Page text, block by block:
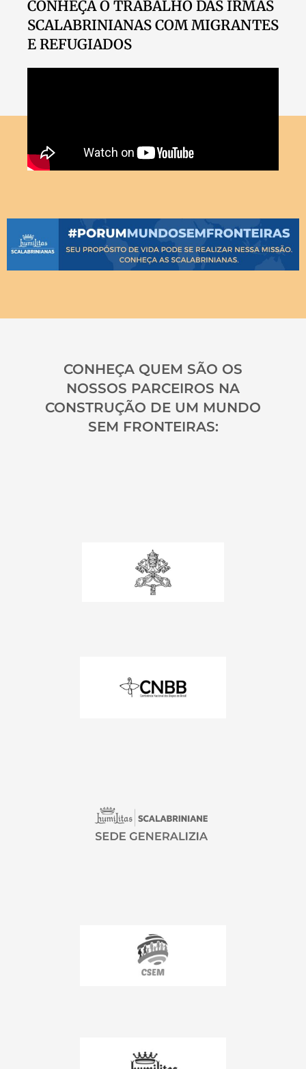
CONHEÇA O TRABALHO DAS IRMÃS
SCALABRINIANAS COM MIGRANTES
E REFUGIADOS
CONHEÇA QUEM SÃO OS
NOSSOS PARCEIROS NA
CONSTRUÇÃO DE UM MUNDO
SEM FRONTEIRAS: